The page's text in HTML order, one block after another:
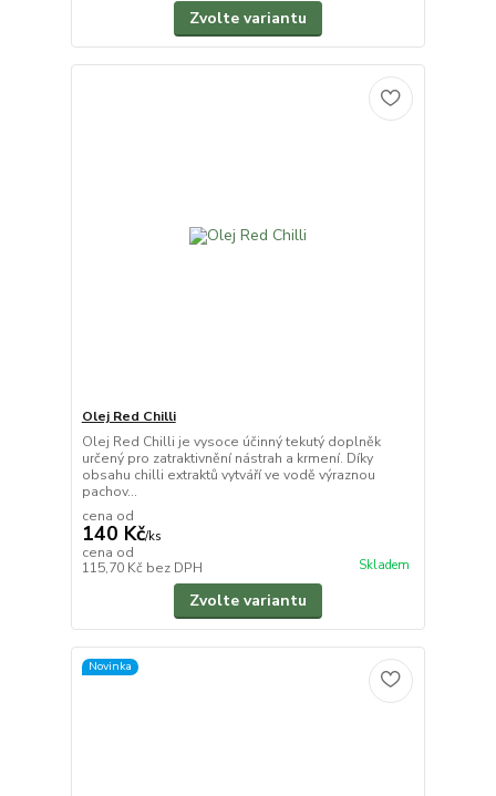
Zvolte variantu
Olej Red Chilli
Olej Red Chilli je vysoce účinný tekutý doplněk
určený pro zatraktivnění nástrah a krmení. Díky
obsahu chilli extraktů vytváří ve vodě výraznou
pachov...
cena od
140 Kč/ks
cena od
115,70 Kč bez DPH Skladem
Zvolte variantu
Novinka